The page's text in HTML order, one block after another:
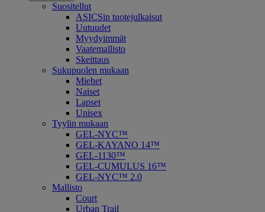
Suositellut
ASICSin tuotejulkaisut
Uutuudet
Myydyimmät
Vaatemallisto
Skeittaus
Sukupuolen mukaan
Miehet
Naiset
Lapset
Unisex
Tyylin mukaan
GEL-NYC™
GEL-KAYANO 14™
GEL-1130™
GEL-CUMULUS 16™
GEL-NYC™ 2.0
Mallisto
Court
Urban Trail